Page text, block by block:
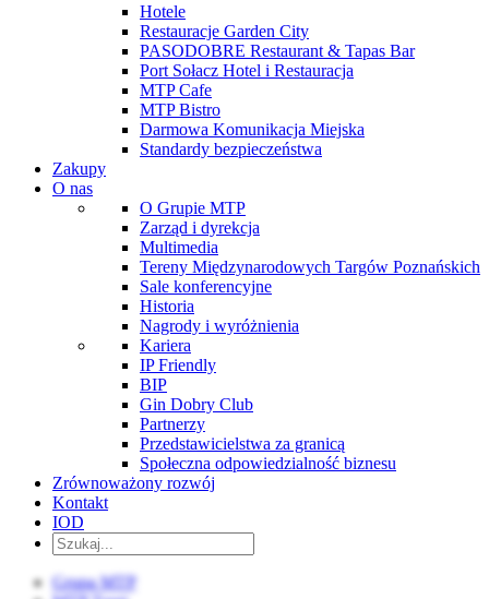
Hotele
Restauracje Garden City
PASODOBRE Restaurant & Tapas Bar
Port Sołacz Hotel i Restauracja
MTP Cafe
MTP Bistro
Darmowa Komunikacja Miejska
Standardy bezpieczeństwa
Zakupy
O nas
O Grupie MTP
Zarząd i dyrekcja
Multimedia
Tereny Międzynarodowych Targów Poznańskich
Sale konferencyjne
Historia
Nagrody i wyróżnienia
Kariera
IP Friendly
BIP
Gin Dobry Club
Partnerzy
Przedstawicielstwa za granicą
Społeczna odpowiedzialność biznesu
Zrównoważony rozwój
Kontakt
IOD
Grupa MTP